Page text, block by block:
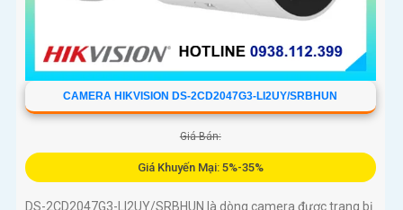
CAMERA HIKVISION DS-2CD2047G3-LI2UY/SRBHUN
Giá Bán:
Giá Khuyến Mại: 5%-35%
DS-2CD2047G3-LI2UY/SRBHUN là dòng camera được trang bị